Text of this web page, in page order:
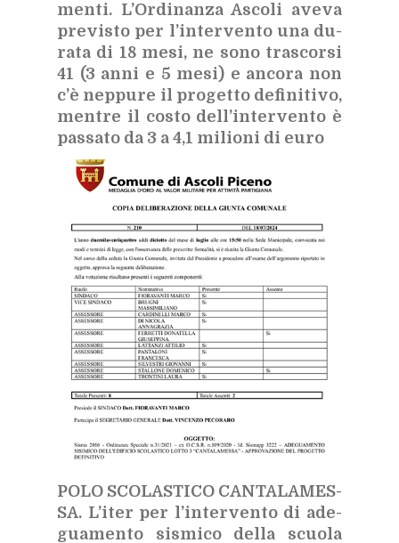
men­ti. L’Or­di­nan­za Asco­li ave­va
pre­vi­sto per l’in­ter­ven­to una du­
ra­ta di 18 mesi, ne sono tra­scor­si
41 (3 anni e 5 mesi) e an­co­ra non
c’è nep­pu­re il pro­get­to de­fi­ni­ti­vo,
men­tre il co­sto del­l’in­ter­ven­to è
pas­sa­to da 3 a 4,1 mi­lio­ni di euro
POLO SCO­LA­STI­CO CAN­TA­LA­MES­
SA. L’i­ter per l’in­ter­ven­to di ade­
gua­men­to si­smi­co del­la scuo­la